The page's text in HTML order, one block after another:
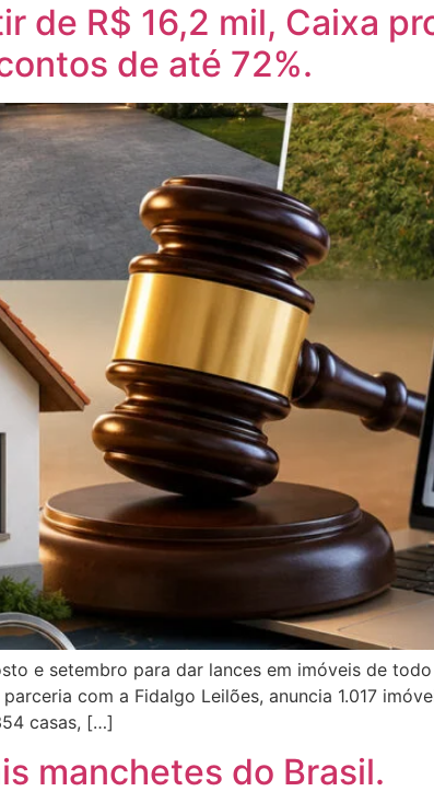
de R$ 16,2 mil, Caixa
de até 72%.
e setembro para dar lances em imóveis de
parceria com a Fidalgo Leilões, anuncia 1.017
casas, […]
manchetes do Brasil.